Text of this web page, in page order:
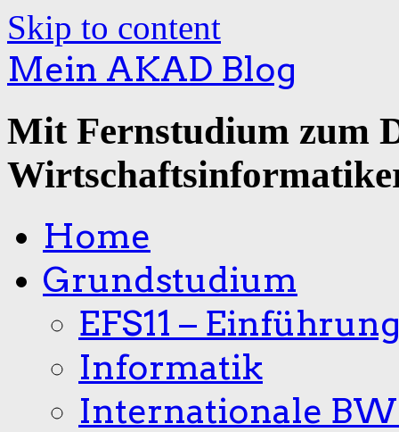
Skip to content
Mein AKAD Blog
Mit Fernstudium zum
Home
Grundstudium
EFS11 –
Informatik
Internationale